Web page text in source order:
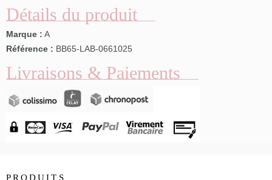
Détails du produit
Marque : A
Référence : BB65-LAB-0661025
Livraisons & Paiements
PRODUITS